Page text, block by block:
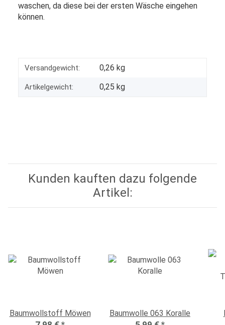
waschen, da diese bei der ersten Wäsche eingehen
können.
Versandgewicht: 0,26 kg
Artikelgewicht: 0,25 kg
Kunden kauften dazu folgende
Artikel:
Baumwollstoff Möwen Baumwolle 063 Koralle